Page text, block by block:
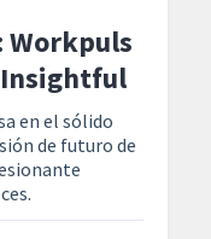
Insightful
en el sólido
de futuro de